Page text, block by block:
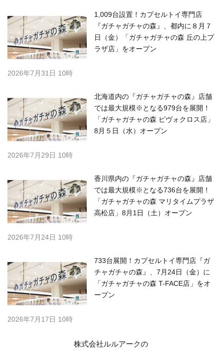
1,009台設置！カプセルトイ専門店
『ガチャガチャの森』、都内に８月７
日（金）「ガチャガチャの森 丘の上プ
ラザ店」をオープン
2026年7月31日 10時
北海道内の『ガチャガチャの森』店舗
では最大規模※となる979台を展開！
「ガチャガチャの森 ピヴォクロス店」
8月５日（水）オープン
2026年7月29日 10時
香川県内の『ガチャガチャの森』店舗
では最大規模※となる736台を展開！
「ガチャガチャの森 マリタイムプラザ
高松店」8月1日（土）オープン
2026年7月24日 10時
733台展開！カプセルトイ専門店『ガ
チャガチャの森』、7月24日（金）に
「ガチャガチャの森 T-FACE店」をオ
ープン
2026年7月17日 10時
株式会社ルルアークの